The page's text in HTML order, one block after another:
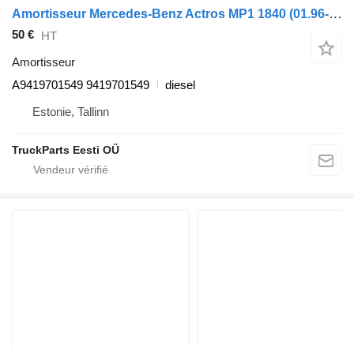
Amortisseur Mercedes-Benz Actros MP1 1840 (01.96-12.02) A9419701549 pour tracteur routier Mercedes-Benz Actros, Axor MP1, MP2, MP3 (1996-2014)
50 € HT
Amortisseur
A9419701549 9419701549
diesel
Estonie, Tallinn
TruckParts Eesti OÜ